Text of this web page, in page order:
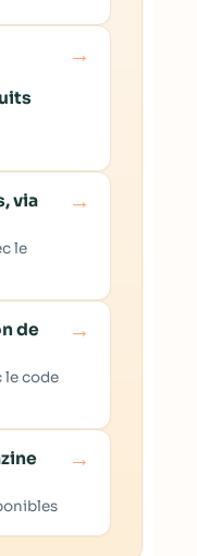
→
via
le
→
de
le code
→
→